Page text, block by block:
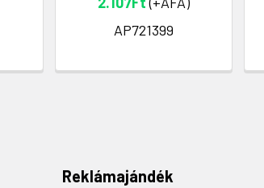
AP721399
Reklámajándék